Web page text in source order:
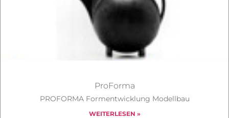
ProForma
PROFORMA Formentwicklung Modellbau
WEITERLESEN »